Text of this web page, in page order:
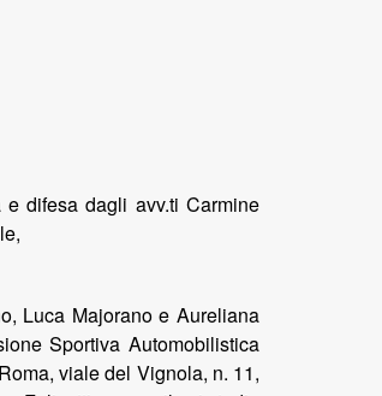
difesa dagli avv.ti Carmine
Luca Majorano e Aureliana
Sportiva Automobilistica
viale del Vignola, n. 11,